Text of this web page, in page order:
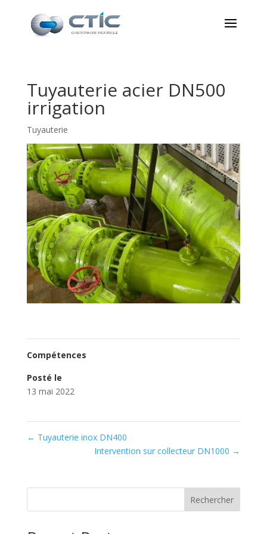
Tuyauterie acier DN500
irrigation
Tuyauterie
Compétences
Posté le
13 mai 2022
← Tuyauterie inox DN400
Intervention sur collecteur DN1000 →
Rechercher